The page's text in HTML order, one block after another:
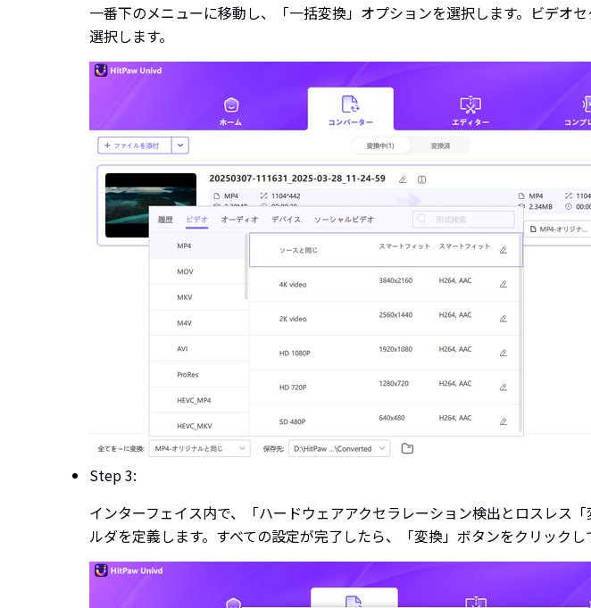
一番下のメニューに移動し、「一括変換」オプションを選択します。ビデオ
選択します。
Step 3:
インターフェイス内で、「ハードウェアアクセラレーション検出とロスレス
ルダを定義します。すべての設定が完了したら、「変換」ボタンをクリックし